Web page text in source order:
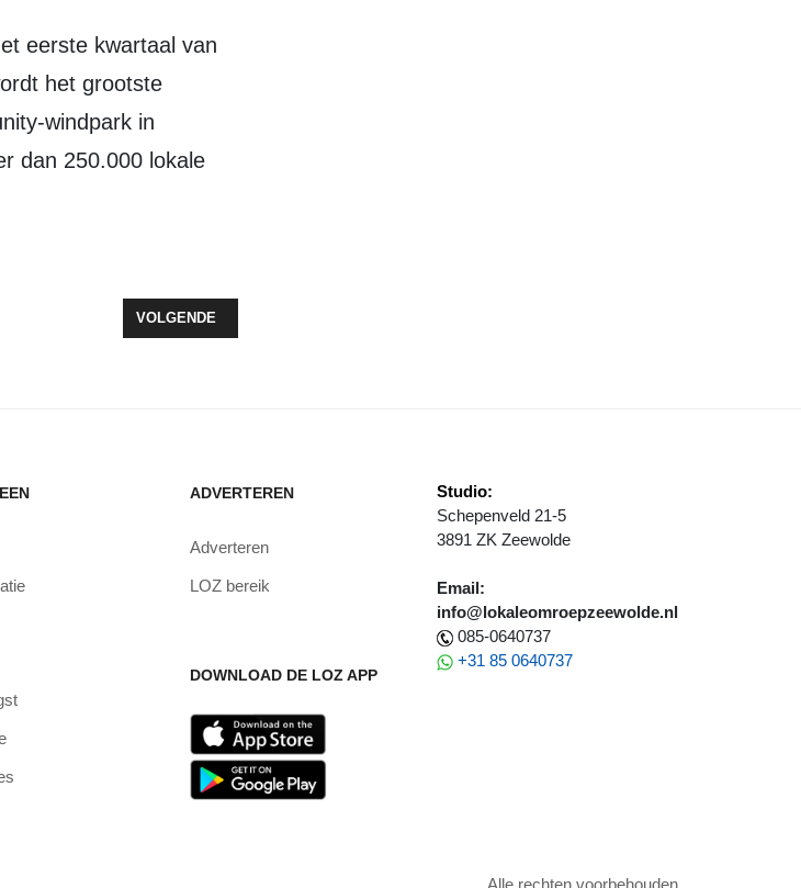
het grootste
windpark in
dan 250.000 lokale
VOLGENDE ARTIKEL: CULTUUR EN EDUCATIE PROGRAMMA 2020/2021 BEKEND
VOLGENDE
ADVERTEREN
Adverteren
LOZ bereik
DOWNLOAD DE LOZ APP
Studio:
Schepenveld 21-5
3891 ZK Zeewolde
Email:
info@lokaleomroepzeewolde.nl
085-0640737
+31 85 0640737